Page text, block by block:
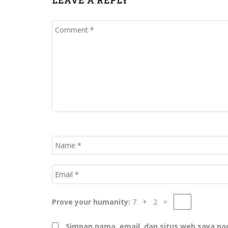
Prove your humanity: 7 + 2 =